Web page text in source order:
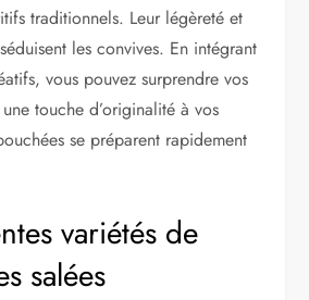
traditionnels. Leur légèreté et
les convives. En intégrant
vous pouvez surprendre vos
touche d’originalité à vos
se préparent rapidement
variétés de
salées